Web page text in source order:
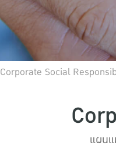
Corporate Social
แผน